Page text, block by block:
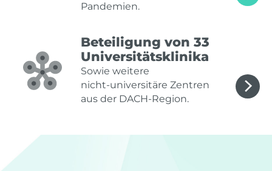
Pandemien.
Beteiligung von 33
Universitätsklinika
Sowie weitere
nicht‑universitäre Zentren
aus der DACH‑Region.